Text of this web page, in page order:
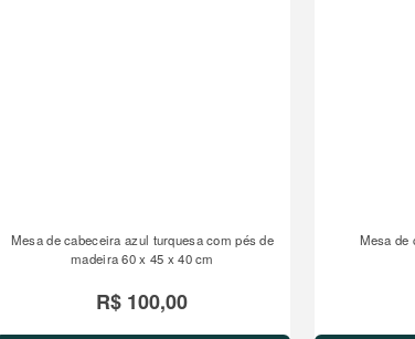
Mesa de cabeceira azul turquesa com pés de
madeira 60 x 45 x 40 cm
R$ 100,00
Mesa de